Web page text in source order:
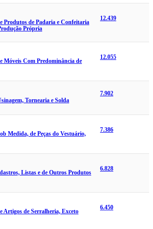
Produtos de Padaria e Confeitaria
Própria
12.439
Móveis Com Predominância de
12.055
Tornearia e Solda
7.902
Medida, de Peças do Vestuário,
7.386
Listas e de Outros Produtos
6.828
Artigos de Serralheria, Exceto
6.450